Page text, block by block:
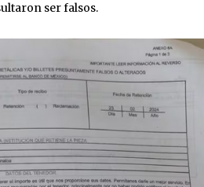
ser falsos.